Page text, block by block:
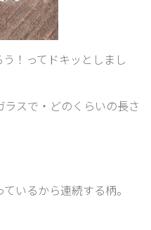
！ってドキッとしまし
スで・どのくらいの長さ
いるから連続する柄。